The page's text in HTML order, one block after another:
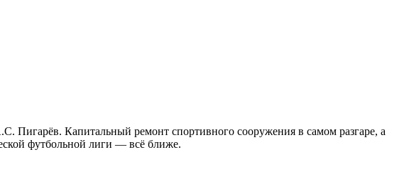
Пигарёв. Капитальный ремонт спортивного сооружения в самом разгаре, а
футбольной лиги — всё ближе.